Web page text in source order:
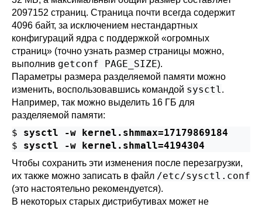
2097152 страниц. Страница почти всегда содержит
4096 байт, за исключением нестандартных
конфигураций ядра с поддержкой «огромных
страниц» (точно узнать размер страницы можно,
выполнив getconf PAGE_SIZE).
Параметры размера разделяемой памяти можно
изменить, воспользовавшись командой sysctl.
Например, так можно выделить 16 ГБ для
разделяемой памяти:
$
sysctl -w kernel.shmmax=17179869184
$
sysctl -w kernel.shmall=4194304
Чтобы сохранить эти изменения после перезагрузки,
их также можно записать в файл /etc/sysctl.conf
(это настоятельно рекомендуется).
В некоторых старых дистрибутивах может не